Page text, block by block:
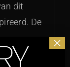
dit
De